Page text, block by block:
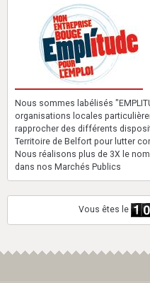
Nous sommes labélisés
organisations locales
rapprocher des différents
Territoire de Belfort pour lutter
Nous réalisons plus de 3X le
dans nos Marchés Publics
Vous êtes le